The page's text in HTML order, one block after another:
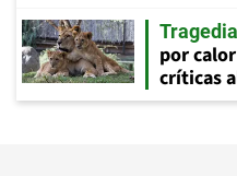
Tragedia
por
críticas